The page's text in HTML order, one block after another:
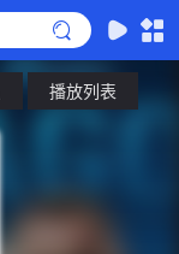
播放列表